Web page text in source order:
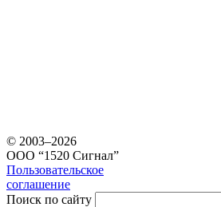
© 2003–2026
ООО “1520 Сигнал”
Пользовательское
соглашение
Поиск по сайту